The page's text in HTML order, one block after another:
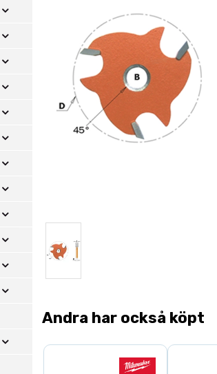
Andra har också köpt